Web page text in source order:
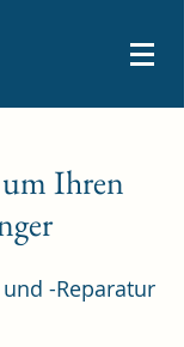
Ihren
-Reparatur